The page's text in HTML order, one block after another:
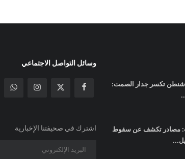
تكسر جدار الصمت:
مصادر تكشف عن سقوط
وسائل التواصل الاجتماعي
اشترك في صحيفتنا الإخبارية